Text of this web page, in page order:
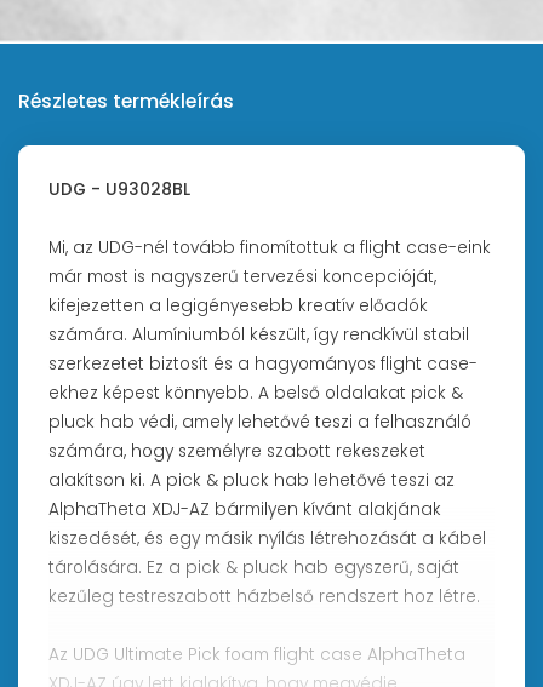
Részletes termékleírás
UDG - U93028BL
Mi, az UDG-nél tovább finomítottuk a flight case-eink
már most is nagyszerű tervezési koncepcióját,
kifejezetten a legigényesebb kreatív előadók
számára. Alumíniumból készült, így rendkívül stabil
szerkezetet biztosít és a hagyományos flight case-
ekhez képest könnyebb. A belső oldalakat pick &
pluck hab védi, amely lehetővé teszi a felhasználó
számára, hogy személyre szabott rekeszeket
alakítson ki. A pick & pluck hab lehetővé teszi az
AlphaTheta XDJ-AZ bármilyen kívánt alakjának
kiszedését, és egy másik nyílás létrehozását a kábel
tárolására. Ez a pick & pluck hab egyszerű, saját
kezűleg testreszabott házbelső rendszert hoz létre.
Az UDG Ultimate Pick foam flight case AlphaTheta